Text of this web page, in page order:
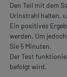
Den Teil mit dem
Urinstrahl halten,
Ein positives
werden. Um
Sie 5 Minuten.
Der Test
befolgt wird.